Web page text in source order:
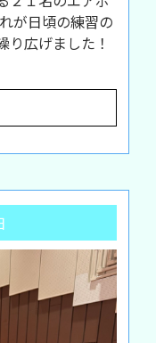
が日頃の練習の
り広げました！